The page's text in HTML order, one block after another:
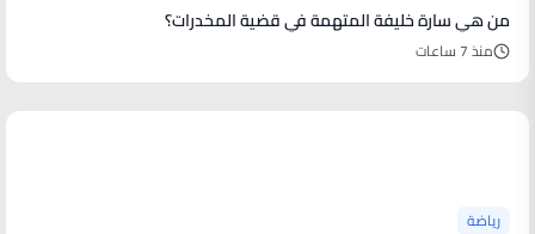
من هي سارة خليفة المتهمة في قضية المخدرات؟
منذ 7 ساعات
رياضة